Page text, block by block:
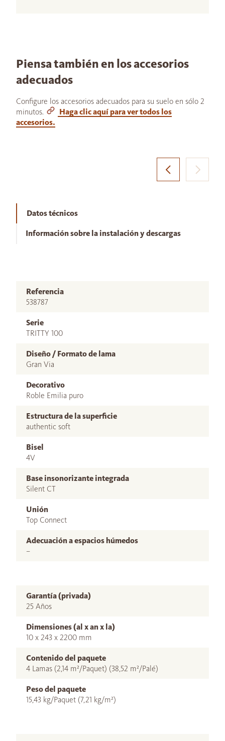
Piensa también en los accesorios
adecuados
Configure los accesorios adecuados para su suelo en sólo 2
minutos.
Haga clic aquí para ver todos los
accesorios.
Datos técnicos
Información sobre la instalación y descargas
Referencia
538787
Serie
TRITTY 100
Diseño / Formato de lama
Gran Via
Decorativo
Roble Emilia puro
Estructura de la superficie
authentic soft
Bisel
4V
Base insonorizante integrada
Silent CT
Unión
Top Connect
Adecuación a espacios húmedos
–
Garantía (privada)
25 Años
Dimensiones (al x an x la)
10 x 243 x 2200 mm
Contenido del paquete
4 Lamas (2,14 m²/Paquet) (38,52 m²/Palé)
Peso del paquete
15,43 kg/Paquet (7,21 kg/m²)